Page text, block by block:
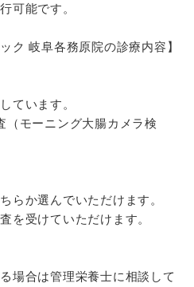
可能です。
ク 岐阜各務原院の診療内容】
ています。
（モーニング大腸カメラ検
らか選んでいただけます。
を受けていただけます。
場合は管理栄養士に相談して